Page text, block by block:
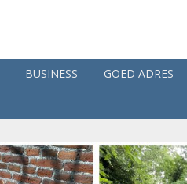
BUSINESS
GOED ADRES